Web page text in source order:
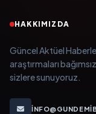
HAKKIMIZDA
Güncel Aktüel
araştırmaları
sizlere sunuyoruz.